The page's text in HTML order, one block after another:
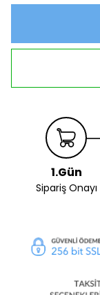
1.Gün
Sipariş Onayı